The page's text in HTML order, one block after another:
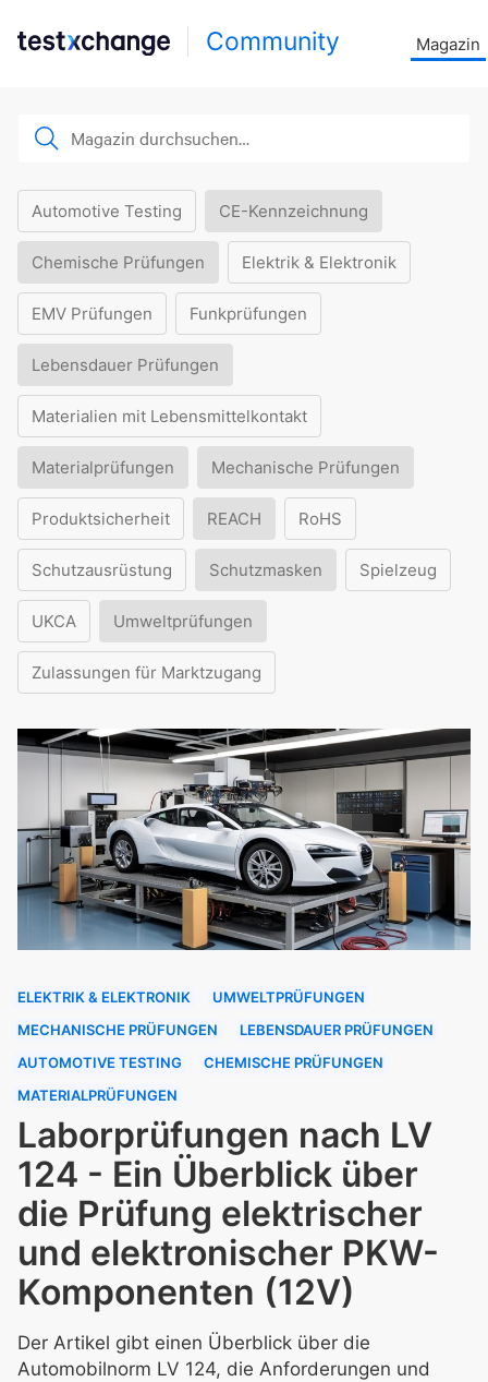
Community Magazin
Automotive Testing CE-Kennzeichnung
Chemische Prüfungen Elektrik & Elektronik
EMV Prüfungen Funkprüfungen
Lebensdauer Prüfungen
Materialien mit Lebensmittelkontakt
Materialprüfungen Mechanische Prüfungen
Produktsicherheit REACH RoHS
Schutzausrüstung Schutzmasken Spielzeug
UKCA Umweltprüfungen
Zulassungen für Marktzugang
ELEKTRIK & ELEKTRONIK
UMWELTPRÜFUNGEN
MECHANISCHE PRÜFUNGEN
LEBENSDAUER PRÜFUNGEN
AUTOMOTIVE TESTING
CHEMISCHE PRÜFUNGEN
MATERIALPRÜFUNGEN
Laborprüfungen nach LV
124 - Ein Überblick über
die Prüfung elektrischer
und elektronischer PKW-
Komponenten (12V)
Der Artikel gibt einen Überblick über die
Automobilnorm LV 124, die Anforderungen und